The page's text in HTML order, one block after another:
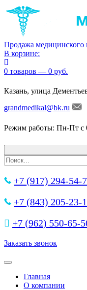
Продажа медицинского
В корзине:
0 товаров — 0 руб.
Казань, улица
grandmedikal@bk.ru
Режим работы: Пн-Пт с
+7 (917) 294-54-
+7 (843) 205-23-
+7 (962)
Заказать звонок
Toggle navigation
Главная
О компании